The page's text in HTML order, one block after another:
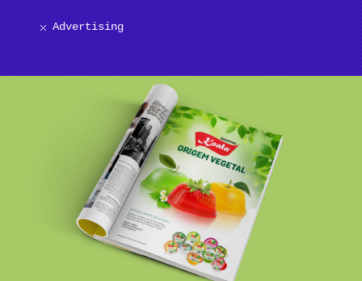
Advertising